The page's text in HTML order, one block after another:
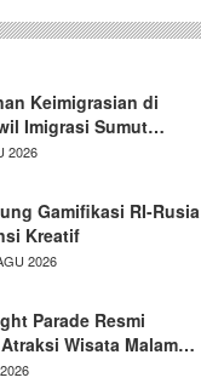
Keimigrasian di
Imigrasi Sumut…
2026
Gamifikasi RI-Rusia
Kreatif
2026
Parade Resmi
Wisata Malam…